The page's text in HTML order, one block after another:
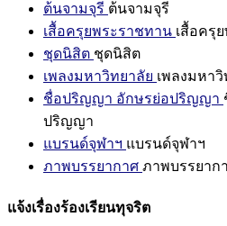
ต้นจามจุรี ต้นจามจุรี
เสื้อครุยพระราชทาน เสื้อครุ
ชุดนิสิต ชุดนิสิต
เพลงมหาวิทยาลัย เพลงมหา
ชื่อปริญญา อักษรย่อปริญญา
ปริญญา
แบรนด์จุฬาฯ แบรนด์จุฬาฯ
ภาพบรรยากาศ ภาพบรรยาก
แจ้งเรื่องร้องเรียนทุจริต